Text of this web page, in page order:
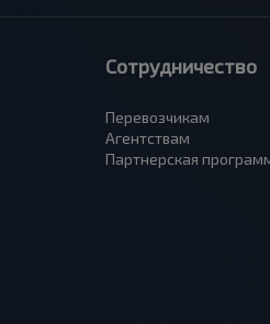
Сотрудничество
Перевозчикам
Агентствам
Партнерская